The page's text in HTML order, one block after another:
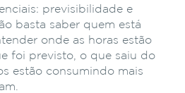
previsibilidade e
basta saber quem está
onde as horas estão
foi previsto, o que saiu do
estão consumindo mais